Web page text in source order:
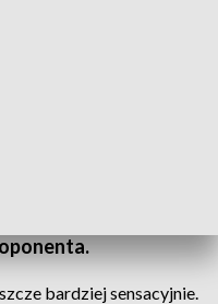
bardziej sensacyjnie.